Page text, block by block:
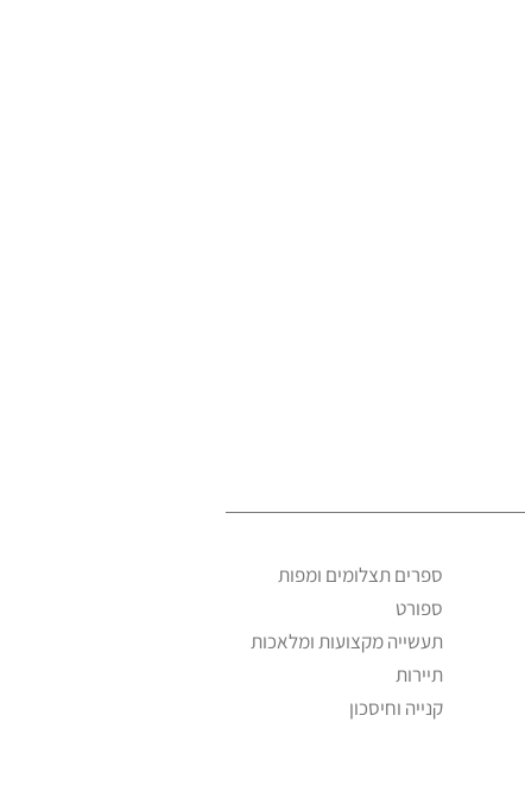
ספרים תצלומים ומפות
ספורט
תעשייה מקצועות ומלאכות
תיירות
קנייה וחיסכון